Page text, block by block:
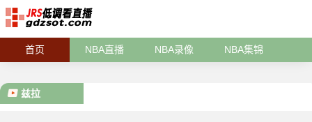
首页 NBA直播 NBA录像 NBA集锦
兹拉